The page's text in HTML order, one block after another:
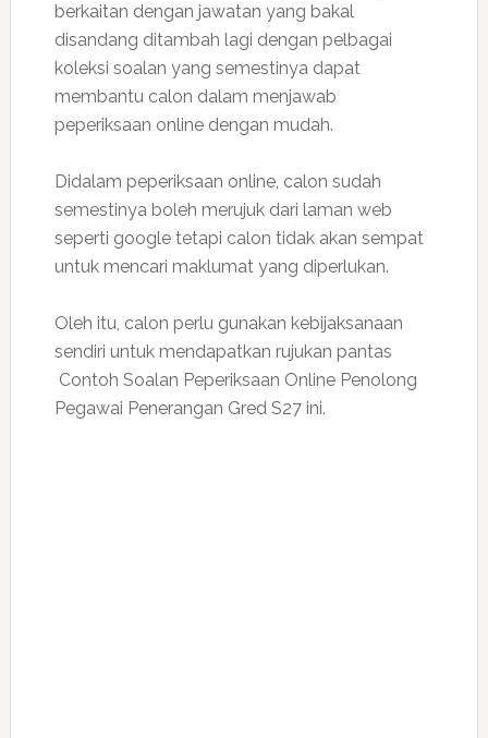
berkaitan dengan jawatan yang bakal
disandang ditambah lagi dengan pelbagai
koleksi soalan yang semestinya dapat
membantu calon dalam menjawab
peperiksaan online dengan mudah.
Didalam peperiksaan online, calon sudah
semestinya boleh merujuk dari laman web
seperti google tetapi calon tidak akan sempat
untuk mencari maklumat yang diperlukan.
Oleh itu, calon perlu gunakan kebijaksanaan
sendiri untuk mendapatkan rujukan pantas
Contoh Soalan Peperiksaan Online Penolong
Pegawai Penerangan Gred S27 ini.